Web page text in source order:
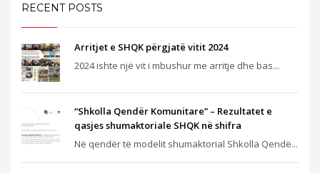
RECENT POSTS
Arritjet e SHQK përgjatë vitit 2024
2024 ishte një vit i mbushur me arritje dhe bas...
“Shkolla Qendër Komunitare” – Rezultatet e
qasjes shumaktoriale SHQK në shifra
Në qendër të modelit shumaktorial Shkolla Qendë...